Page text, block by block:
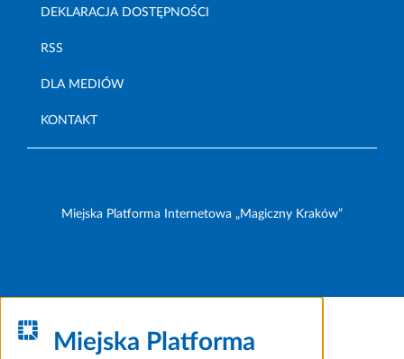
DEKLARACJA DOSTĘPNOŚCI
RSS
DLA MEDIÓW
KONTAKT
Miejska Platforma Internetowa „Magiczny Kraków”
Miejska Platforma